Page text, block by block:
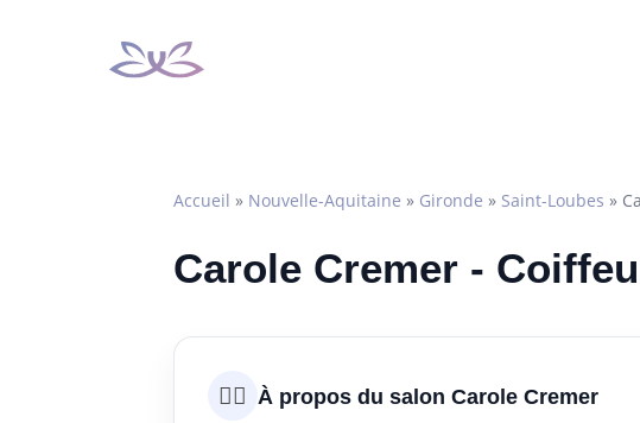
Accueil » Nouvelle-Aquitaine » Gironde » Saint-Loubes »
Carole Cremer -
💇‍♀️ À propos du salon Carole Cremer